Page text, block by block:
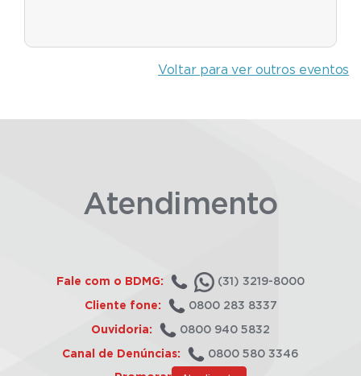
Voltar para ver outros eventos
Atendimento
Fale com o BDMG: (31) 3219-8000
Cliente fone: 0800 283 8337
Ouvidoria: 0800 940 5832
Canal de Denúncias: 0800 580 3346